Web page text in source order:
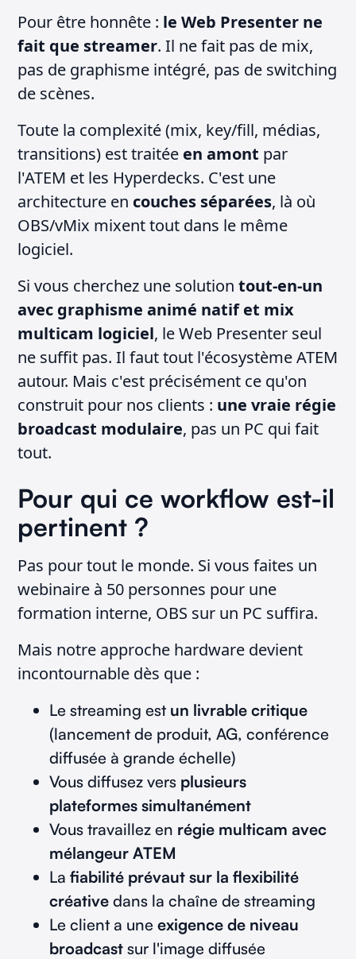
Pour être honnête : le Web Presenter ne
fait que streamer. Il ne fait pas de mix,
pas de graphisme intégré, pas de switching
de scènes.
Toute la complexité (mix, key/fill, médias,
transitions) est traitée en amont par
l'ATEM et les Hyperdecks. C'est une
architecture en couches séparées, là où
OBS/vMix mixent tout dans le même
logiciel.
Si vous cherchez une solutiontout-en-un
avec graphisme animé natif et mix
multicam logiciel, le Web Presenter seul
ne suffit pas. Il faut tout l'écosystème ATEM
autour. Mais c'est précisément ce qu'on
construit pour nos clients : une vraie régie
broadcast modulaire, pas un PC qui fait
tout.
Pour qui ce workflow est-il
pertinent ?
Pas pour tout le monde. Si vous faites un
webinaire à 50 personnes pour une
formation interne, OBS sur un PC suffira.
Mais notre approche hardware devient
incontournable dès que :
Le streaming est un livrable critique
(lancement de produit, AG, conférence
diffusée à grande échelle)
Vous diffusez vers plusieurs
plateformes simultanément
Vous travaillez en régie multicam avec
mélangeur ATEM
Lafiabilité prévaut sur la flexibilité
créative dans la chaîne de streaming
Le client a uneexigence de niveau
broadcast sur l'image diffusée